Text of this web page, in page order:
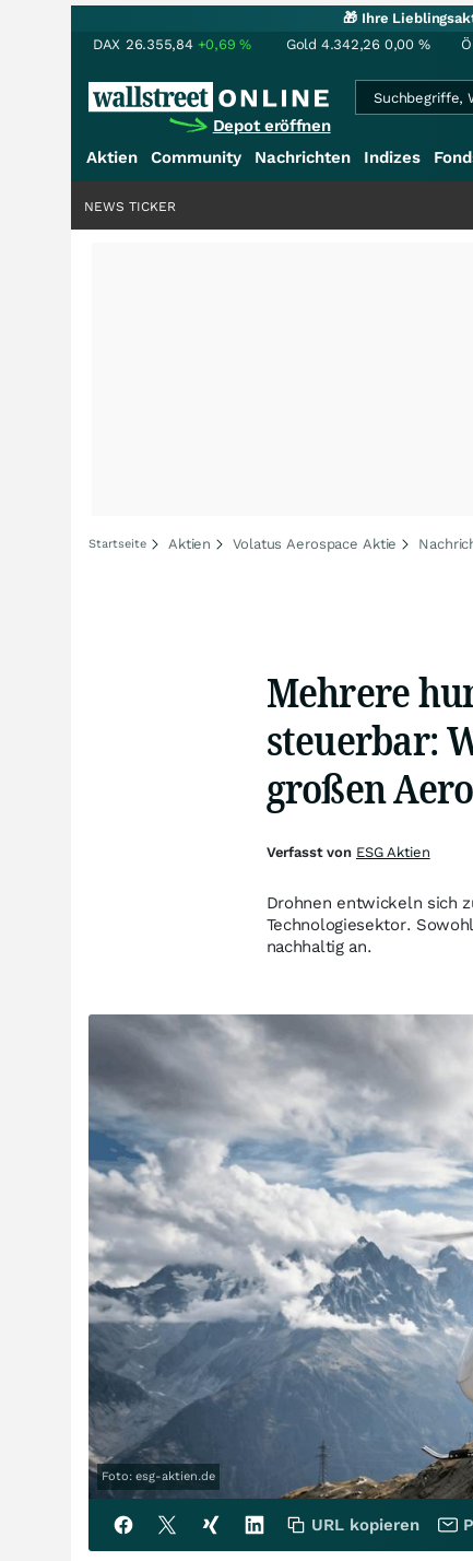
🎁 Ihre
DAX 26.355,84 +0,69% Gold 4.342,26 0,00 %
Depot eröffnen
Aktien Community Nachrichten Indizes
NEWS TICKER
Startseite Aktien Volatus Aerospace Aktie
Mehrere
steuerbar:
großen
Drohnen entwickeln sich
Technologiesektor.
nachhaltig an.
Foto: esg-aktien.de
Verfasst von ESG Aktien
URL kopieren